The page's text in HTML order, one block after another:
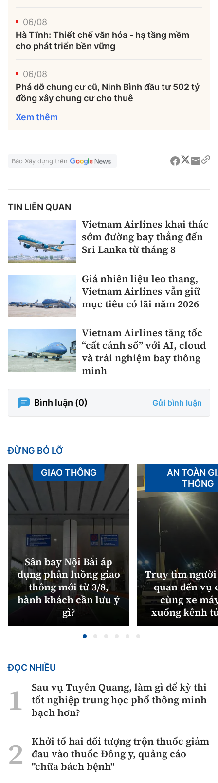
06/08
Hà Tĩnh: Thiết chế văn hóa - hạ tầng mềm
cho phát triển bền vững
06/08
Phá dỡ chung cư cũ, Ninh Bình đầu tư 502 tỷ
đồng xây chung cư cho thuê
Xem thêm
Báo Xây dựng trên
TIN LIÊN QUAN
Vietnam Airlines khai thác
sớm đường bay thẳng đến
Sri Lanka từ tháng 8
Giá nhiên liệu leo thang,
Vietnam Airlines vẫn giữ
mục tiêu có lãi năm 2026
Vietnam Airlines tăng tốc
“cất cánh số” với AI, cloud
và trải nghiệm bay thông
minh
Bình luận (0) Gửi bình luận
ĐỪNG BỎ LỠ
Sân bay Nội Bài áp
dụng phân luồng giao
thông mới từ 3/8,
hành khách cần lưu ý
gì?
GIAO THÔNG
Truy tìm
quan đến vụ
cùng xe
xuống kênh
AN TOÀN
THÔNG
ĐỌC NHIỀU
Sau vụ Tuyên Quang, làm gì để kỳ thi
tốt nghiệp trung học phổ thông minh
bạch hơn?
Khởi tố hai đối tượng trộn thuốc giảm
đau vào thuốc Đông y, quảng cáo
"chữa bách bệnh"